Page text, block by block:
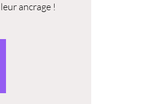
ancrage !